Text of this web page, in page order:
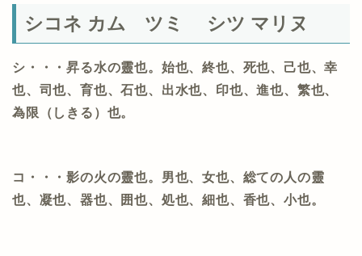
シコネ カム ツミ シツ マリヌ
シ・・・昇る水の靈也。始也、終也、死也、己也、幸
也、司也、育也、石也、出水也、印也、進也、繁也、
為限（しきる）也。
コ・・・影の火の靈也。男也、女也、総ての人の靈
也、凝也、器也、囲也、処也、細也、香也、小也。